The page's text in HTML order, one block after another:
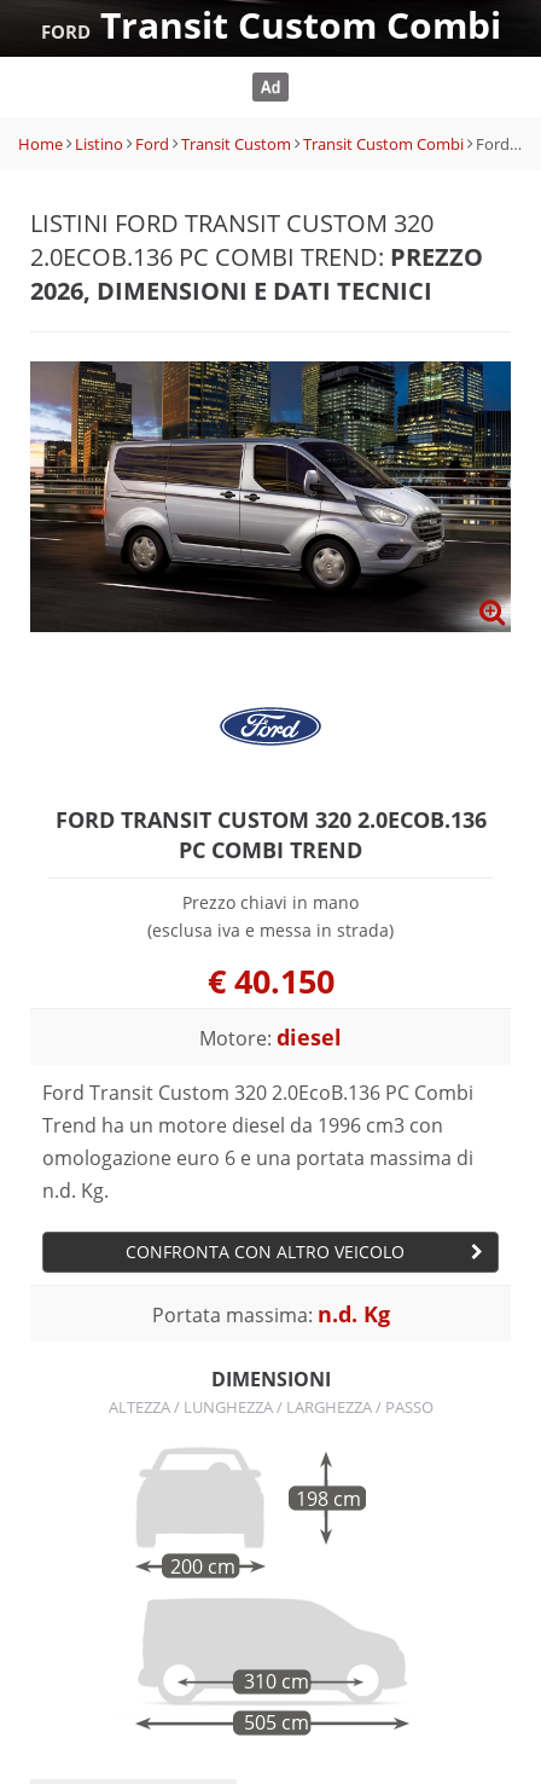
FORDTransit Custom Combi
Home Listino Ford Transit Custom Transit Custom Combi Ford Transit Custom 320 2.0EcoB.136 PC Combi Trend
LISTINI FORD TRANSIT CUSTOM 320
2.0ECOB.136 PC COMBI TREND: PREZZO
2026, DIMENSIONI E DATI TECNICI
FORD TRANSIT CUSTOM 320 2.0ECOB.136
PC COMBI TREND
Prezzo chiavi in mano
(esclusa iva e messa in strada)
€40.150
Motore: diesel
Ford Transit Custom 320 2.0EcoB.136 PC Combi
Trend ha un motore diesel da 1996 cm3 con
omologazione euro 6 e una portata massima di
n.d. Kg.
CONFRONTA CON ALTRO VEICOLO
Portata massima: n.d. Kg
DIMENSIONI
ALTEZZA / LUNGHEZZA / LARGHEZZA / PASSO
200 cm
198 cm
505 cm
310 cm